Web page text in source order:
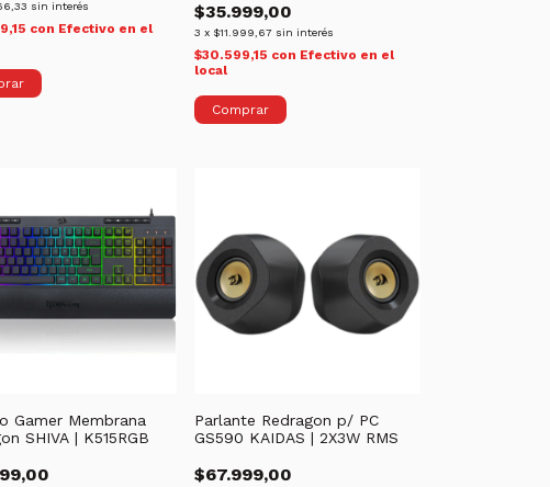
sin interés
con Efectivo en el
$35.999,00
3 x $11.999,67 sin interés
$30.599,15 con Efectivo en el
local
Comprar
Gamer Membrana
SHIVA | K515RGB
Parlante Redragon p/ PC
GS590 KAIDAS | 2X3W RMS
$67.999,00